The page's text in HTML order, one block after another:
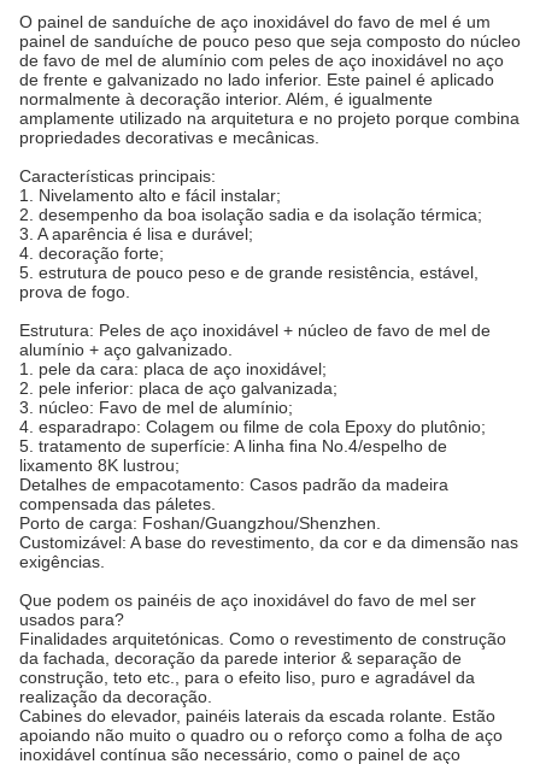
O painel de sanduíche de aço inoxidável do favo de mel é um
painel de sanduíche de pouco peso que seja composto do núcleo
de favo de mel de alumínio com peles de aço inoxidável no aço
de frente e galvanizado no lado inferior. Este painel é aplicado
normalmente à decoração interior. Além, é igualmente
amplamente utilizado na arquitetura e no projeto porque combina
propriedades decorativas e mecânicas.
Características principais:
1. Nivelamento alto e fácil instalar;
2. desempenho da boa isolação sadia e da isolação térmica;
3. A aparência é lisa e durável;
4. decoração forte;
5. estrutura de pouco peso e de grande resistência, estável,
prova de fogo.
Estrutura: Peles de aço inoxidável + núcleo de favo de mel de
alumínio + aço galvanizado.
1. pele da cara: placa de aço inoxidável;
2. pele inferior: placa de aço galvanizada;
3. núcleo: Favo de mel de alumínio;
4. esparadrapo: Colagem ou filme de cola Epoxy do plutônio;
5. tratamento de superfície: A linha fina No.4/espelho de
lixamento 8K lustrou;
Detalhes de empacotamento: Casos padrão da madeira
compensada das páletes.
Porto de carga: Foshan/Guangzhou/Shenzhen.
Customizável: A base do revestimento, da cor e da dimensão nas
exigências.
Que podem os painéis de aço inoxidável do favo de mel ser
usados para?
Finalidades arquitetónicas. Como o revestimento de construção
da fachada, decoração da parede interior & separação de
construção, teto etc., para o efeito liso, puro e agradável da
realização da decoração.
Cabines do elevador, painéis laterais da escada rolante. Estão
apoiando não muito o quadro ou o reforço como a folha de aço
inoxidável contínua são necessário, como o painel de aço